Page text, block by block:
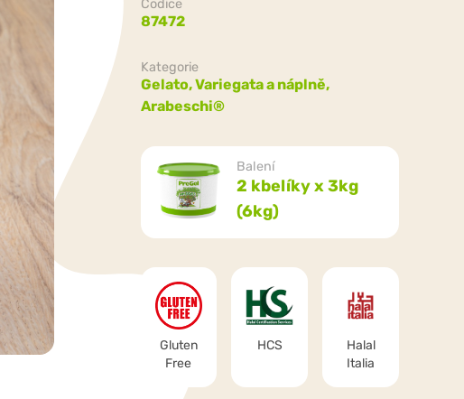
Codice
87472
Kategorie
Gelato,Variegata a náplně,
Arabeschi®
Balení
2 kbelíky x 3kg
(6kg)
Gluten
Free
HCS
Halal
Italia